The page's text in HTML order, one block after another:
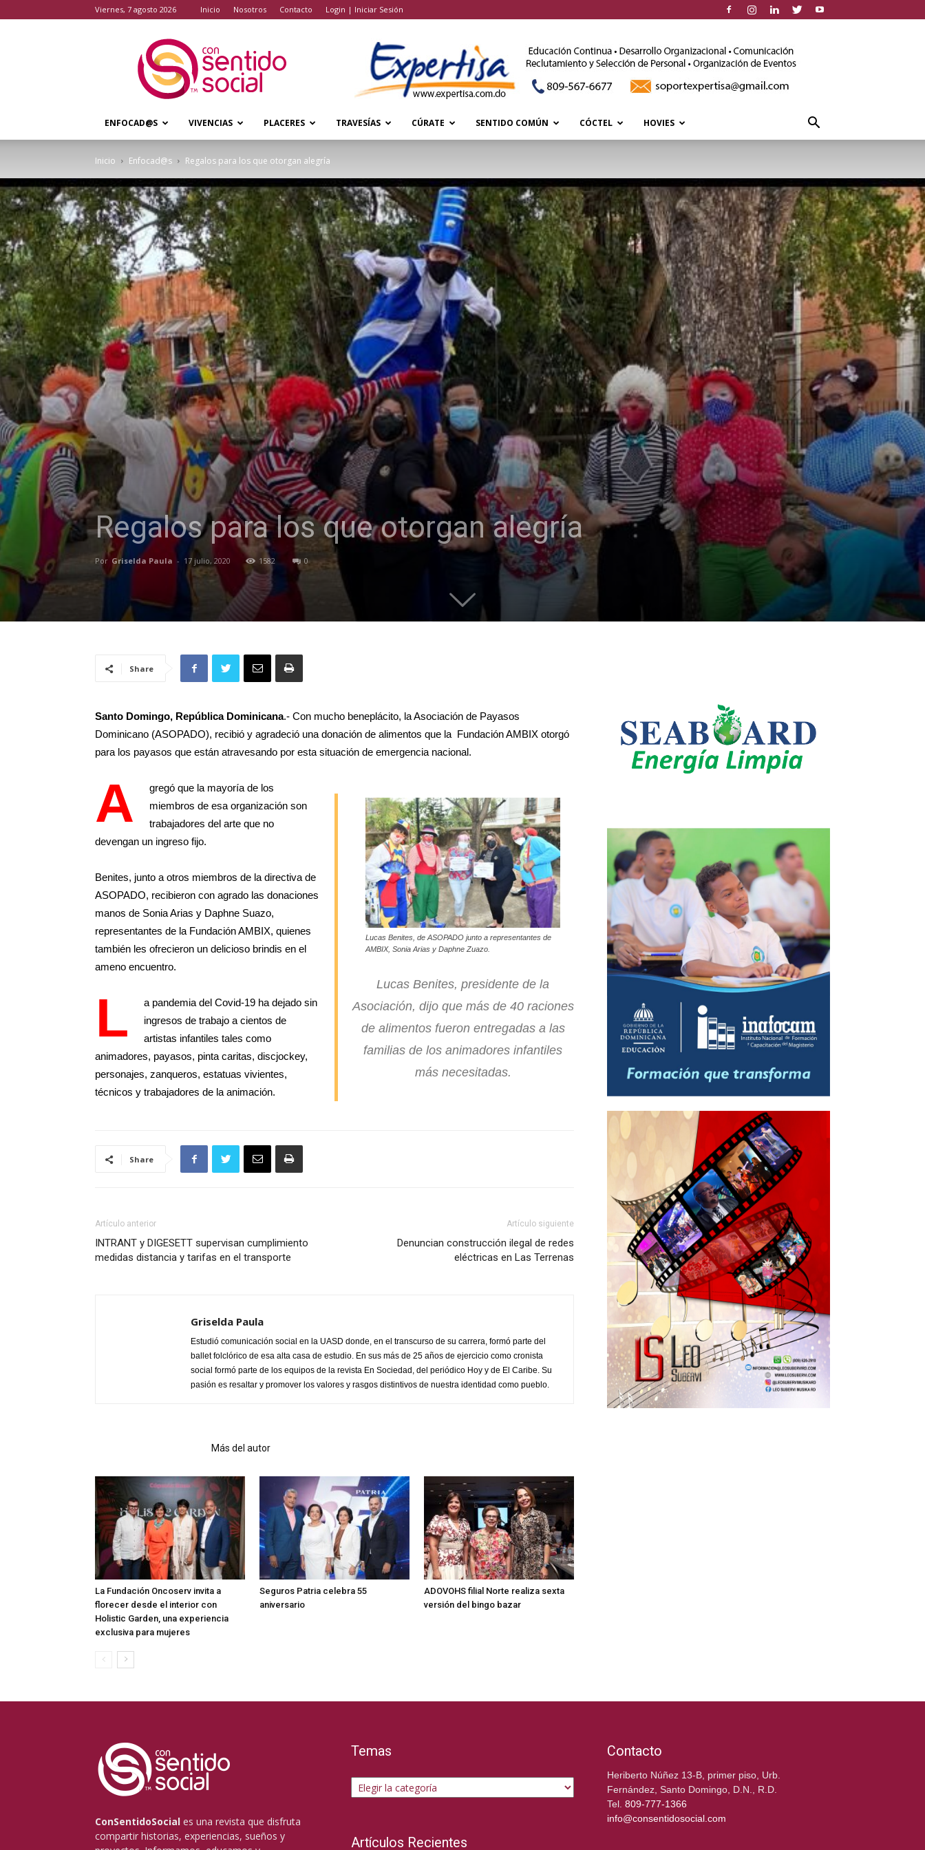
viernes, 7 agosto 2026 Inicio Nosotros Contacto Login | Iniciar Sesión
Sentido
Social
ENFOCAD@S VIVENCIAS PLACERES TRAVESÍAS CÚRATE SENTIDO COMÚN CÓCTEL HOVIES
Inicio Enfocad@s Regalos para los que otorgan alegría
Regalos para los que otorgan alegría
Por Griselda Paula - 17 julio, 2020 1582 0
Share
Santo Domingo, República Dominicana.- Con mucho beneplácito, la Asociación de Payasos
Dominicano (ASOPADO), recibió y agradeció una donación de alimentos que la Fundación AMBIX otorgó
para los payasos que están atravesando por esta situación de emergencia nacional.
Lucas Benites, de ASOPADO junto a representantes de
AMBIX, Sonia Arias y Daphne Zuazo.
Lucas Benites, presidente de la
Asociación, dijo que más de 40 raciones
de alimentos fueron entregadas a las
familias de los animadores infantiles
más necesitadas.
A
gregó que la mayoría de los
miembros de esa organización son
trabajadores del arte que no
devengan un ingreso fijo.
Benites, junto a otros miembros de la directiva de
ASOPADO, recibieron con agrado las donaciones
manos de Sonia Arias y Daphne Suazo,
representantes de la Fundación AMBIX, quienes
también les ofrecieron un delicioso brindis en el
ameno encuentro.
L
a pandemia del Covid-19 ha dejado sin
ingresos de trabajo a cientos de
artistas infantiles tales como
animadores, payasos, pinta caritas, discjockey,
personajes, zanqueros, estatuas vivientes,
técnicos y trabajadores de la animación.
Share
Artículo anterior
INTRANT y DIGESETT supervisan cumplimiento
medidas distancia y tarifas en el transporte
Artículo siguiente
Denuncian construcción ilegal de redes
eléctricas en Las Terrenas
Griselda Paula
Estudió comunicación social en la UASD donde, en el transcurso de su carrera, formó parte del
ballet folclórico de esa alta casa de estudio. En sus más de 25 años de ejercicio como cronista
social formó parte de los equipos de la revista En Sociedad, del periódico Hoy y de El Caribe. Su
pasión es resaltar y promover los valores y rasgos distintivos de nuestra identidad como pueblo.
Más del autor
La Fundación Oncoserv invita a
florecer desde el interior con
Holistic Garden, una experiencia
exclusiva para mujeres
Seguros Patria celebra 55
aniversario
ADOVOHS filial Norte realiza sexta
versión del bingo bazar
ConSentidoSocial es una revista que disfruta
compartir historias, experiencias, sueños y
Temas
Temas
Artículos Recientes
Contacto
Heriberto Núñez 13-B, primer piso, Urb.
Fernández, Santo Domingo, D.N., R.D.
Tel. 809-777-1366
info@consentidosocial.com